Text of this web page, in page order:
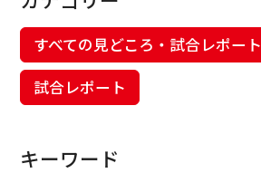
すべての見どころ・試合レポート
試合レポート
キーワード